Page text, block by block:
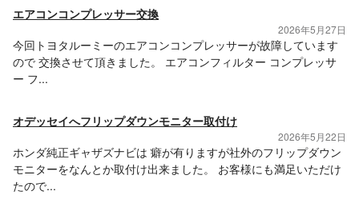
エアコンコンプレッサー交換
2026年5月27日
今回トヨタルーミーのエアコンコンプレッサーが故障しています
ので 交換させて頂きました。 エアコンフィルター コンプレッサ
ー フ...
オデッセイへフリップダウンモニター取付け
2026年5月22日
ホンダ純正ギャザズナビは 癖が有りますが社外のフリップダウン
モニターをなんとか取付け出来ました。 お客様にも満足いただけ
たので...